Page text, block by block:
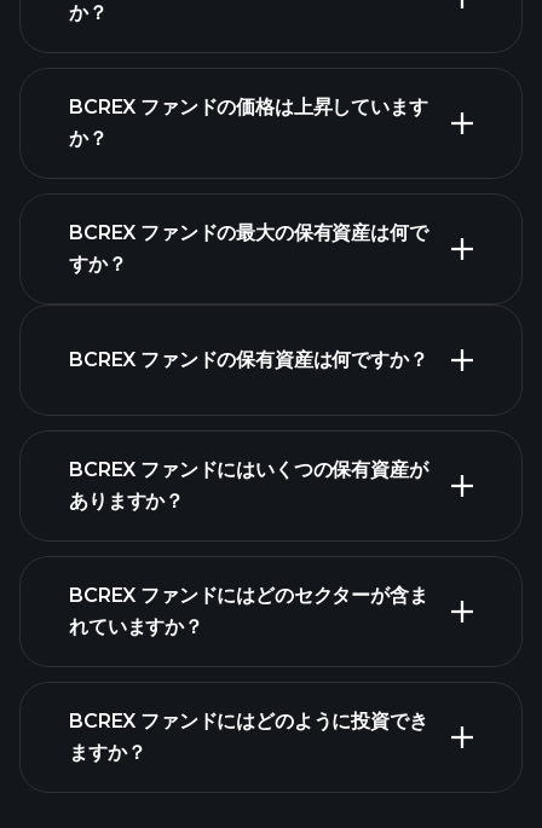
か？
BCREX ファンドの価格は上昇しています
か？
BCREX ファンドの最大の保有資産は何で
すか？
BCREX ファンドの保有資産は何ですか？
BCREX ファンドにはいくつの保有資産が
ありますか？
有資産
BCREX ファンドにはどのセクターが含ま
れていますか？
BCREX ファンドにはどのように投資でき
ますか？